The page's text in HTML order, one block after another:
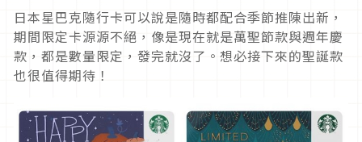
日本星巴克隨行卡可以說是隨時都配合季節推陳出新，
期間限定卡源源不絕，像是現在就是萬聖節款與週年慶
款，都是數量限定，發完就沒了。想必接下來的聖誕款
也很值得期待！